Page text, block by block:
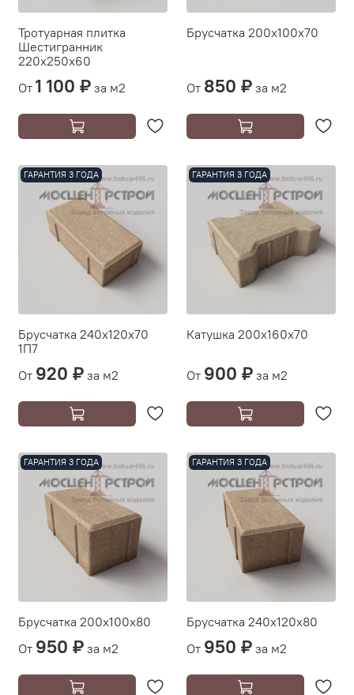
Тротуарная плитка
Шестигранник
220х250х60
От 1 100 ₽ за м2
Брусчатка 200х100х70
От 850 ₽ за м2
ГАРАНТИЯ 3 ГОДА
Брусчатка 240х120х70
1П7
От 920 ₽ за м2
ГАРАНТИЯ 3 ГОДА
Катушка 200х160х70
От 900 ₽ за м2
ГАРАНТИЯ 3 ГОДА
Брусчатка 200х100х80
От 950 ₽ за м2
ГАРАНТИЯ 3 ГОДА
Брусчатка 240х120х80
От 950 ₽ за м2